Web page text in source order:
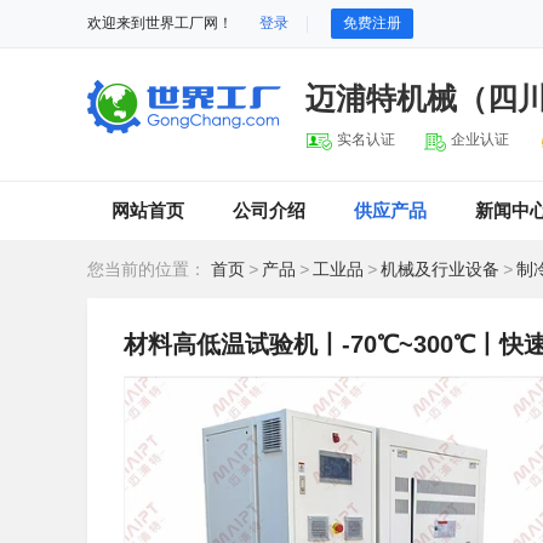
欢迎来到世界工厂网！ 登录 免费注册
迈浦特机械（四
实名认证 企业认证
网站首页 公司介绍 供应产品 新闻中
您当前的位置： 首页 > 产品 > 工业品 >机械及行业设备 >制
材料高低温试验机丨-70℃~300℃丨快